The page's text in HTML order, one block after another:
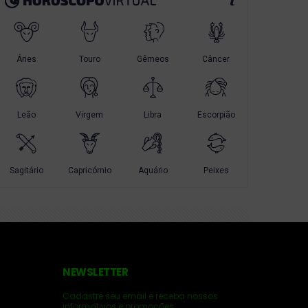
NEWSLETTER
Cadastre seu email e receba nossos